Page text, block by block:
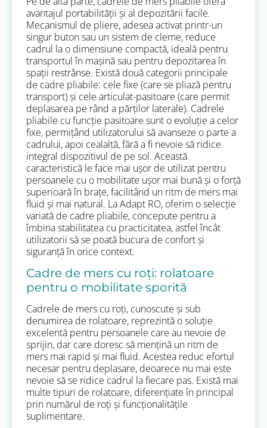
avantajul portabilității și al depozitării facile.
Mecanismul de pliere, adesea activat printr-un
singur buton sau un sistem de cleme, reduce
cadrul la o dimensiune compactă, ideală pentru
transportul în mașină sau pentru depozitarea în
spații restrânse. Există două categorii principale
de cadre pliabile: cele fixe (care se pliază pentru
transport) și cele articulat-pasitoare (care permit
deplasarea pe rând a părților laterale). Cadrele
pliabile cu funcție pasitoare sunt o evoluție a celor
fixe, permițând utilizatorului să avanseze o parte a
cadrului, apoi cealaltă, fără a fi nevoie să ridice
integral dispozitivul de pe sol. Această
caracteristică le face mai ușor de utilizat pentru
persoanele cu o mobilitate ușor mai bună și o forță
superioară în brațe, facilitând un ritm de mers mai
fluid și mai natural. La Adapt RO, oferim o selecție
variată de cadre pliabile, concepute pentru a
îmbina stabilitatea cu practicitatea, astfel încât
utilizatorii să se poată bucura de confort și
siguranță în orice context.
Cadre de mers cu roți: rolatoare
pentru o mobilitate sporită
Cadrele de mers cu roți, cunoscute și sub
denumirea de rolatoare, reprezintă o soluție
excelentă pentru persoanele care au nevoie de
sprijin, dar care doresc să mențină un ritm de
mers mai rapid și mai fluid. Acestea reduc efortul
necesar pentru deplasare, deoarece nu mai este
nevoie să se ridice cadrul la fiecare pas. Există mai
multe tipuri de rolatoare, diferențiate în principal
prin numărul de roți și funcționalitățile
suplimentare.